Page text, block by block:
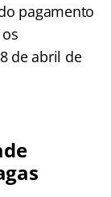
pagamento
de abril de